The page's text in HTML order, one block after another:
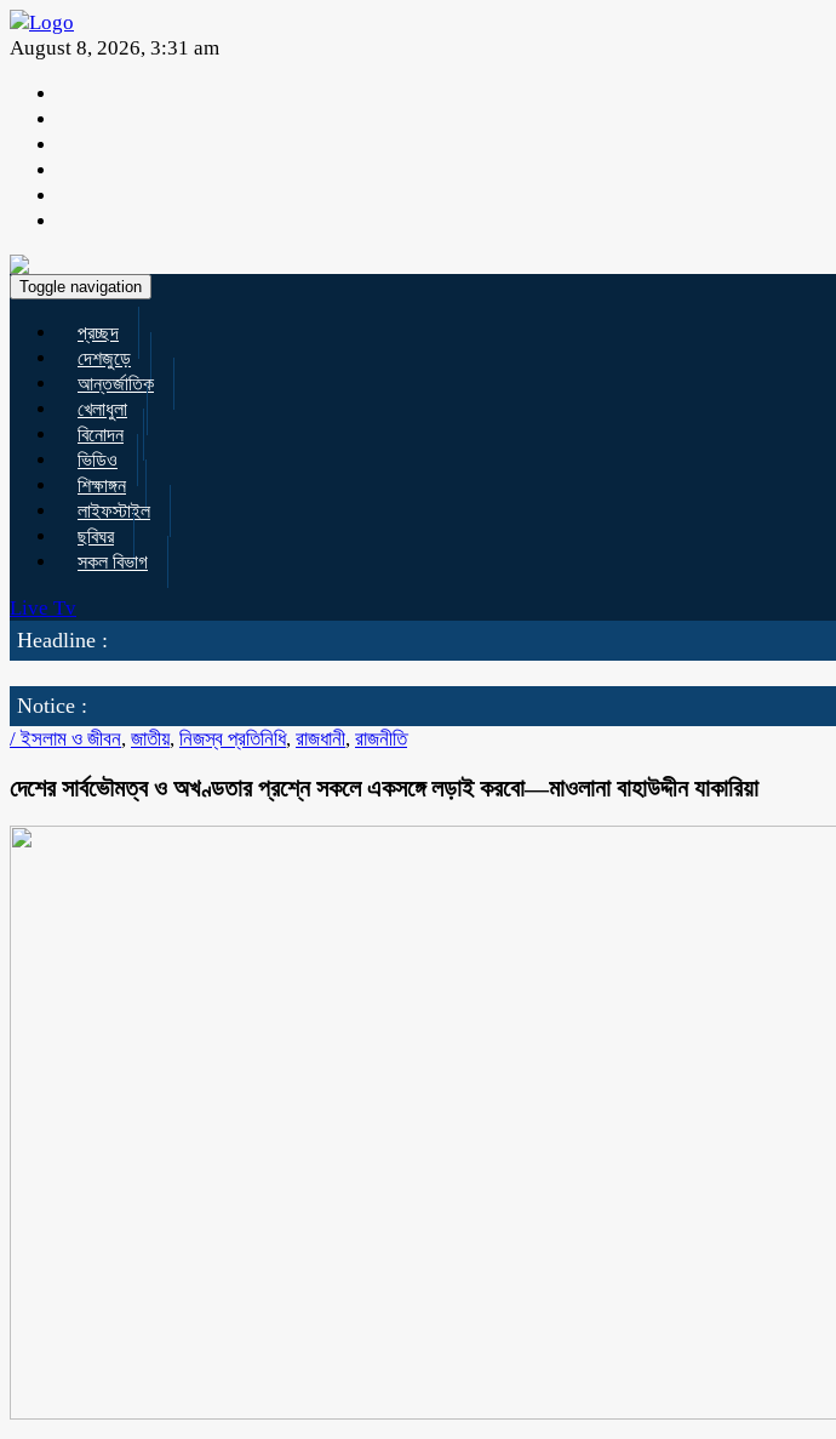
August 8, 2026, 3:31 am
Toggle navigation
প্রচ্ছদ
দেশজুড়ে
আন্তর্জাতিক
খেলাধুলা
বিনোদন
ভিডিও
শিক্ষাঙ্গন
লাইফস্টাইল
ছবিঘর
সকল বিভাগ
Live Tv
Headline :
Notice :
/ইসলাম ও জীবন, জাতীয়, নিজস্ব প্রতিনিধি, রাজধানী, রাজনীতি
দেশের সার্বভৌমত্ব ও অখণ্ডতার প্রশ্নে সকলে একসঙ্গে লড়াই করবো—মাওলানা বাহাউদ্দীন যাকারিয়া